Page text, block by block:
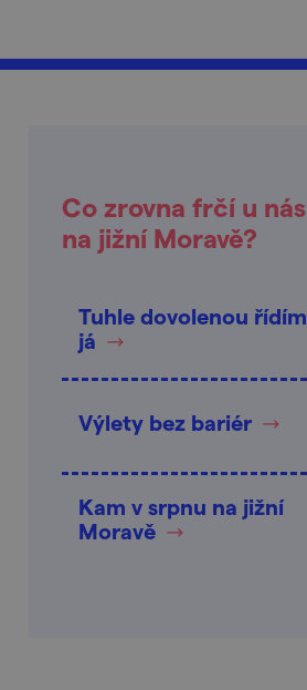
Co zrovna frčí u nás
na jižní Moravě?
Tuhle dovolenou řídím
já
Výlety bez bariér
Kam v srpnu na jižní
Moravě